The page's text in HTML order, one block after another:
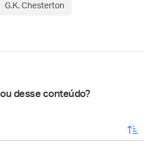
G.K. Chesterton
desse conteúdo?
enviar